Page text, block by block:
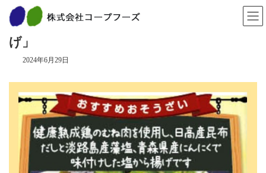
７月のおすすめ！「健康熟成鶏の旨塩唐揚
げ」
2024年6月29日